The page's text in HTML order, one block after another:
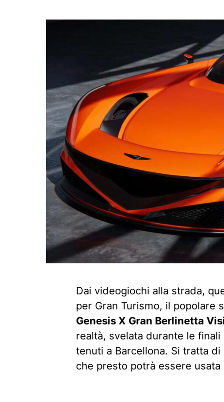
Dai videogiochi alla strada,
per Gran Turismo, il popolare
Genesis X Gran Berlinetta
realtà, svelata durante le
tenuti a Barcellona. Si tratta di
che presto potrà essere usata